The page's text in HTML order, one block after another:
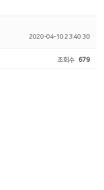
2020-04-10 23:40:30
조회수 679